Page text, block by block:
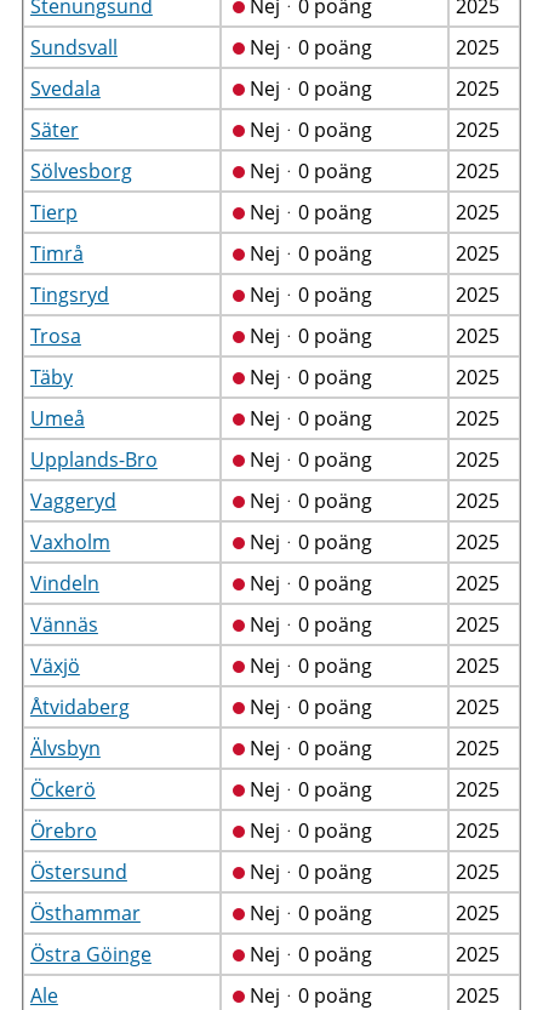
Stenungsund Nejᆞ0 poäng
2025
Sundsvall
Nejᆞ0 poäng
2025
Svedala
Nejᆞ0 poäng
2025
Säter
Nejᆞ0 poäng
2025
Sölvesborg
Nejᆞ0 poäng
2025
Tierp
Nejᆞ0 poäng
2025
Timrå
Nejᆞ0 poäng
2025
Tingsryd
Nejᆞ0 poäng
2025
Trosa
Nejᆞ0 poäng
2025
Täby
Nejᆞ0 poäng
2025
Umeå
Nejᆞ0 poäng
2025
Upplands-Bro
Nejᆞ0 poäng
2025
Vaggeryd
Nejᆞ0 poäng
2025
Vaxholm
Nejᆞ0 poäng
2025
Vindeln
Nejᆞ0 poäng
2025
Vännäs
Nejᆞ0 poäng
2025
Växjö
Nejᆞ0 poäng
2025
Åtvidaberg
Nejᆞ0 poäng
2025
Älvsbyn
Nejᆞ0 poäng
2025
Öckerö
Nejᆞ0 poäng
2025
Örebro
Nejᆞ0 poäng
2025
Östersund
Nejᆞ0 poäng
2025
Östhammar
Nejᆞ0 poäng
2025
Östra Göinge
Nejᆞ0 poäng
2025
Ale
Nejᆞ0 poäng
2025